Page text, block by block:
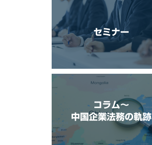
セミナー
コラム〜
中国企業法務の軌跡